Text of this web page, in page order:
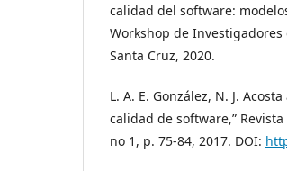
calidad del software:
Workshop de Investigadores
Santa Cruz, 2020.
L. A. E. González, N. J.
calidad de software,”
no 1, p. 75-84, 2017. DOI: